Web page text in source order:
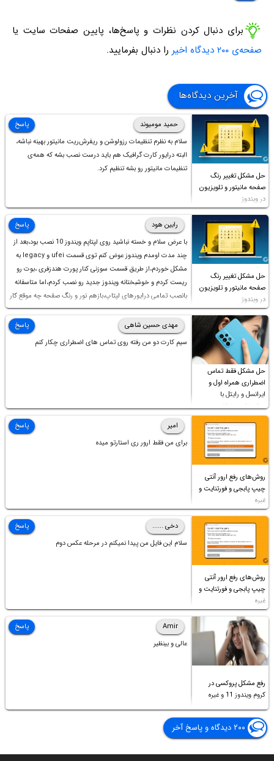
برای دنبال کردن نظرات و پاسخ‌ها، پایین صفحات سایت یا
صفحه‌ی ۲۰۰ دیدگاه اخیر
را دنبال بفرمایید.
آخرین دیدگاه‌ها
حل مشکل تغییر رنگ
صفحه مانیتور و تلویزیون
در ویندوز
حمید مومیوند
سلام به نظرم تنظیمات رزولوشن و ریفرش‌ریت مانیتور بهینه نباشه،
البته درایور کارت گرافیک هم باید درست نصب بشه که همه‌ی
تنظیمات مانیتور رو بشه تنظیم کرد.
پاسخ
حل مشکل تغییر رنگ
صفحه مانیتور و تلویزیون
در ویندوز
رابین هود
با عرض سلام و خسته نباشید روی لپتاپم ویندوز 10 نصب بود،بعد از
چند مدت اومدم ویندوز عوض کنم توی قسمت ufei و legacy به
مشکل خوردم،از طریق قسمت سوزنی کنار پورت هندزفری ،بوت رو
ریست کردم و خوشبختانه ویندوز جدید رو نصب کردم،اما متاسفانه
بانصب تمامی درایورهای لپتاپ،بازهم نور و رنگ صفحه چه موقع کار
چه موقع پخش فیلم مثل سابق نیست(نور زیاده و بی کیفیت)،با
ابدیت کردن کارت گرافیک،کالیبره کردن و غیره هم نور و رنگ درست
نشد (انگار تصویر ماته)، خواهشمند است راهنمایی فرمایید باتشکر
پاسخ
حل مشکل فقط تماس
اضطراری همراه اول و
ایرانسل و رایتل با
روش‌های مختلف
مهدی حسین شاهی
سیم کارت دو من رفته روی تماس های اضطراری چکار کنم
پاسخ
روش‌های رفع ارور آنتی
چیپ پابجی و فورتنایت و
غیره
امیر
برای من فقط ارور ری استارتو میده
پاسخ
روش‌های رفع ارور آنتی
چیپ پابجی و فورتنایت و
غیره
دخی ......
سلام این فایل من پیدا نمیکنم در مرحله عکس دوم
پاسخ
رفع مشکل پروکسی در
کروم ویندوز 11 و غیره
Amir
عالی و بینظیر
پاسخ
۲۰۰ دیدگاه و پاسخ آخر